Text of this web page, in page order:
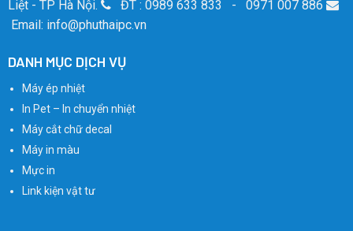
Liệt - TP Hà Nội.
ĐT : 0989 633 833 - 0971 007 886
Email: info@phuthaipc.vn
DANH MỤC DỊCH VỤ
Máy ép nhiệt
In Pet – In chuyển nhiệt
Máy cắt chữ decal
Máy in màu
Mực in
Link kiện vật tư